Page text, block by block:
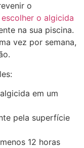
o
escolher o algicida
na sua piscina.
vez por semana,
em um
pela superfície
12 horas